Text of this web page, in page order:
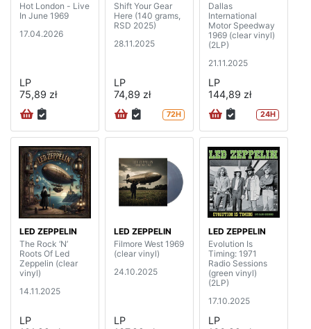
Hot London - Live
In June 1969
17.04.2026
LP
75,89 zł
Shift Your Gear
Here (140 grams,
RSD 2025)
28.11.2025
LP
74,89 zł
72H
Dallas
International
Motor Speedway
1969 (clear vinyl)
(2LP)
21.11.2025
LP
144,89 zł
24H
LED ZEPPELIN
The Rock ‘N’
Roots Of Led
Zeppelin (clear
vinyl)
14.11.2025
LP
LED ZEPPELIN
Filmore West 1969
(clear vinyl)
24.10.2025
LP
LED ZEPPELIN
Evolution Is
Timing: 1971
Radio Sessions
(green vinyl)
(2LP)
17.10.2025
LP